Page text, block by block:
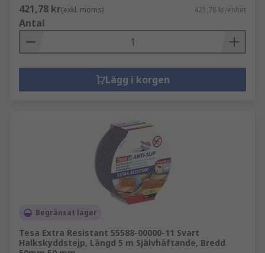
421,78 kr(exkl. moms) 421,78 kr/enhet
Antal
Lägg i korgen
Begränsat lager
Tesa Extra Resistant 55588-00000-11 Svart
Halkskyddstejp, Längd 5 m Självhäftande, Bredd